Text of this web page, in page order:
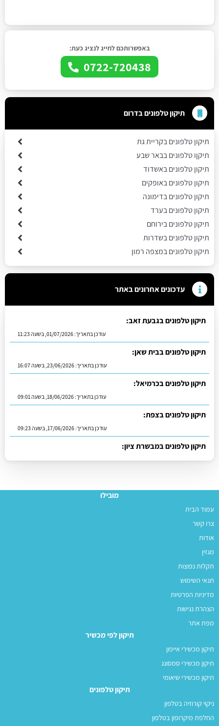
באפשרותכם לחייג לנציג כעת:
0722-720438
תיקון טלפונים בדרום
תיקון טלפונים בקריית גת
תיקןו טלפונים בבאר שבע
תיקון טלפונים באשדוד
תיקון טלפונים באופקים
תיקון טלפונים בדימונה
תיקון טלפונים בערד
תיקון טלפונים בירוחם
תיקון טלפונים בשדרות
תיקון טלפונים במצפה רמון
עדכונים אחרונים באתר
תיקון טלפונים בגבעת זאב:
עודכן בתאריך:01/07/2026, בשעה 11:23
תיקון טלפונים בבית שאן:
עודכן בתאריך: 23/06/2026, בשעה 16:07
תיקון טלפונים בכרמיאל:
עודכן בתאריך:18/06/2026, בשעה 09:01
תיקון טלפונים בצפת:
עודכן בתאריך: 17/06/2026, בשעה 09:23
תיקון טלפונים במבשרת ציון:
עודכן בתאריך:16/06/2026, בשעה 13:05
מובילו
עמוד הבית
צרו קשר
אודות
מגזין
תקלות נפוצות
תנאי השימוש
מדיניות הפרטיות
הצהרת נגישות
מפת אתר
תיקון לפי מכשיר
תיקון מכשירי אייפון
תיקון מכשירי סמסונג
תיקון מכשירי שיאומי
תיקון טלפונים
ניקוי קורוזיה בטלפון
החלפת מיקרופון בטלפון